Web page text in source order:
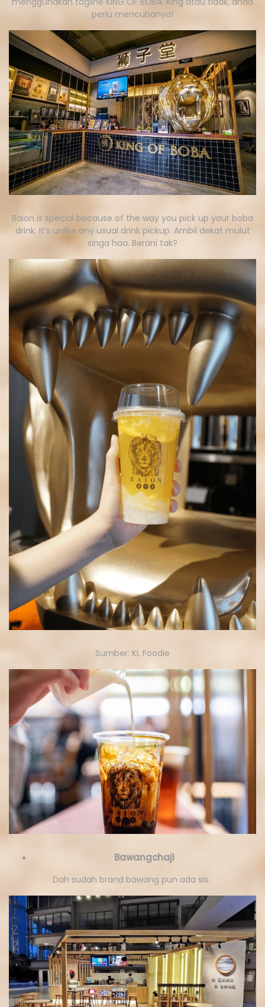
perlu mencubanya!
Raion is special because of the way you pick up your boba
drink. It’s unlike any usual drink pickup. Ambil dekat mulut
singa haa. Berani tak?
Sumber: KL Foodie
Bawangchaji
Dah sudah brand bawang pun ada sis.